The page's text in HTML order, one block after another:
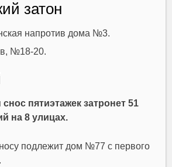
затон
напротив дома №3.
№18-20.
пятиэтажек затронет 51
на 8 улицах.
подлежит дом №77 с первого